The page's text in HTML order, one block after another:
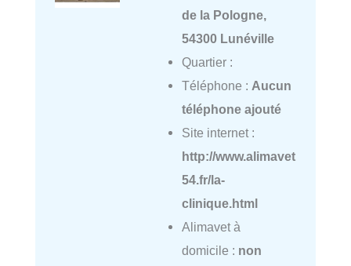
de la Pologne,
54300 Lunéville
Quartier :
Téléphone : Aucun
téléphone ajouté
Site internet :
http://www.alimavet
54.fr/la-
clinique.html
Alimavet à
domicile : non